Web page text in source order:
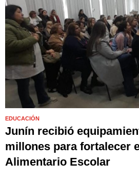
EDUCACIÓN
Junín recibió
millones para fortalecer
Alimentario Escolar